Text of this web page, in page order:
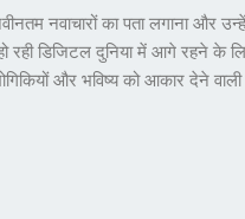
नवाचारों का पता लगाना और
रही डिजिटल दुनिया में आगे रहने के
और भविष्य को आकार देने